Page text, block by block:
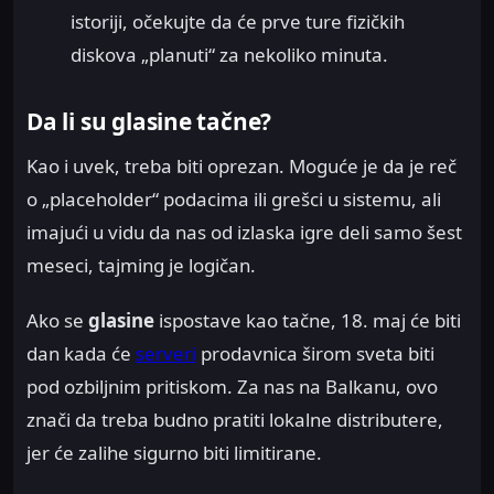
istoriji, očekujte da će prve ture fizičkih
diskova „planuti“ za nekoliko minuta.
Da li su glasine tačne?
Kao i uvek, treba biti oprezan. Moguće je da je reč
o „placeholder“ podacima ili grešci u sistemu, ali
imajući u vidu da nas od izlaska igre deli samo šest
meseci, tajming je logičan.
Ako se glasine ispostave kao tačne, 18. maj će biti
dan kada će serveri prodavnica širom sveta biti
pod ozbiljnim pritiskom. Za nas na Balkanu, ovo
znači da treba budno pratiti lokalne distributere,
jer će zalihe sigurno biti limitirane.